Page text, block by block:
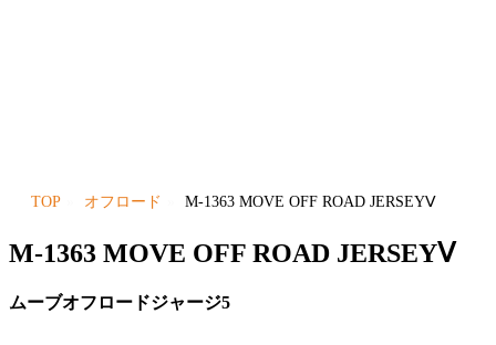
TOP オフロード M-1363 MOVE OFF ROAD JERSEYⅤ
M-1363 MOVE OFF ROAD JERSEYⅤ
ムーブオフロードジャージ5